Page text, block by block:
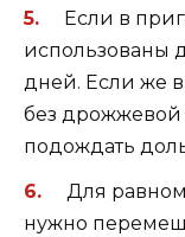
Если в
использованы
дней. Если же
без дрожжевой
подождать
Для
нужно